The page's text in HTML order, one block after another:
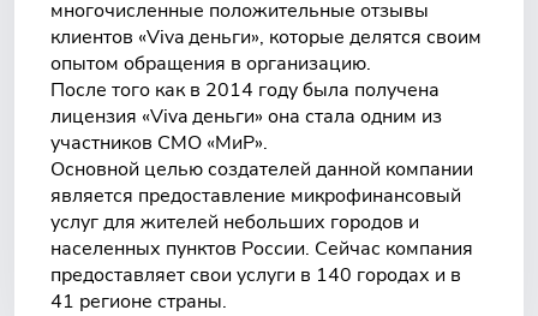
многочисленные положительные отзывы
клиентов «Viva деньги», которые делятся своим
опытом обращения в организацию.
После того как в 2014 году была получена
лицензия «Viva деньги» она стала одним из
участников СМО «МиР».
Основной целью создателей данной компании
является предоставление микрофинансовый
услуг для жителей небольших городов и
населенных пунктов России. Сейчас компания
предоставляет свои услуги в 140 городах и в
41 регионе страны.